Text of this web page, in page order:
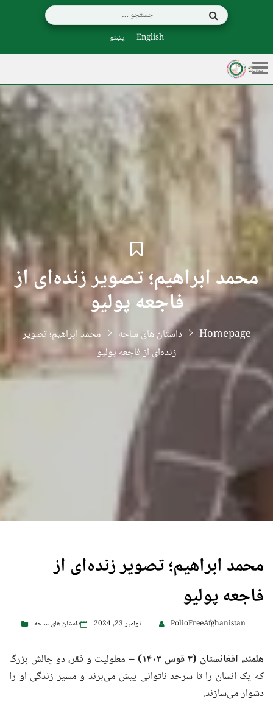
English پښتو
محمد ابراهیم؛ تصویر زنده‌ای از
فاجعه پولیو
Homepage داستان های ساحه
محمد ابراهیم؛ تصویر
زنده‌ای از فاجعه پولیو
محمد ابراهیم؛ تصویر زنده‌ای از
فاجعه پولیو
PolioFreeAfghanistan نوامبر 23, 2024 داستان های ساحه
هلمند، افغانستان (۳ قوس ۱۴۰۳) – معلولیت و فقر، دو چالش بزرگ
که یک انسان را تا سرحد ناتوانی پیش می‌برند و مسیر زندگی او را
دشوار می‌سازند.